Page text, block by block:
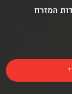
המזרח